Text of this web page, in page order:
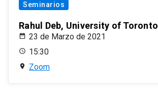
Seminarios
Rahul Deb, University of Toronto
23 de Marzo de 2021
15:30
Zoom